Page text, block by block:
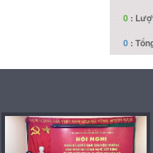
0 :
0 :